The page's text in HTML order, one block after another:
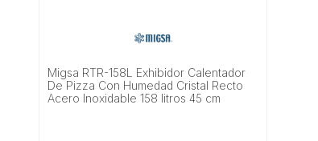
Migsa RTR-158L Exhibidor Calentador
De Pizza Con Humedad Cristal Recto
Acero Inoxidable 158 litros 45 cm